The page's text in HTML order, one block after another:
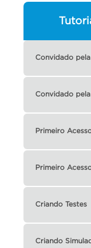
Convidado
Convidado
Primeiro
Primeiro
Criando Testes
Criando